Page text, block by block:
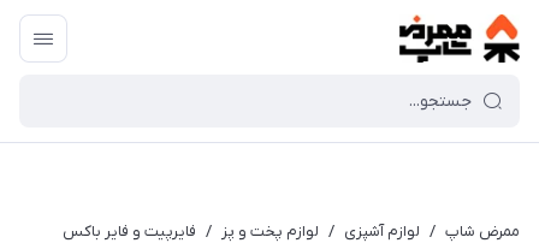
ممرض شاپ / لوازم آشپزی / لوازم پخت و پز / فایرپیت و فایر باکس